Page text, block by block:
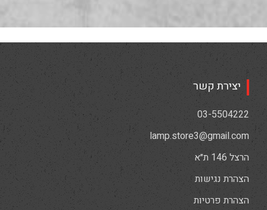
יצירת קשר
03-5504222
lamp.store3@gmail.com
הרצל 146 ת״א
הצהרת נגישות
הצהרת פרטיות